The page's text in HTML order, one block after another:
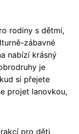
rodiny s dětmi,
zábavné
nabízí krásný
je
si přejete
projet lanovkou,
pro děti,